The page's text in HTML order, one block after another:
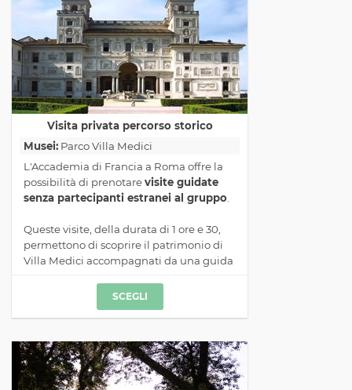
Visita privata percorso storico
Musei: Parco Villa Medici
L'Accademia di Francia a Roma offre la
possibilità di prenotarevisite guidate
senza partecipanti estranei al gruppo
Queste visite, della durata di 1 ore e 30,
permettono di scoprire il patrimonio di
Villa Medici accompagnati da una guida
Modalità organizzative:
Le visite private possono essere riservate
in qualsiasi giorno e a qualsiasi ora
(previa disponibilità e compatibilmente
con le condizioni di luce nel giardino).
SCEGLI